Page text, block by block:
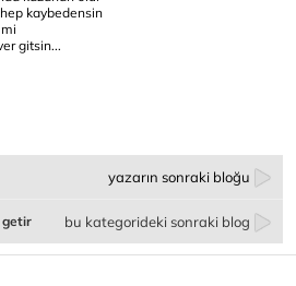
kaybedensin
gitsin...
yazarın sonraki bloğu
bu kategorideki sonraki blog
getir